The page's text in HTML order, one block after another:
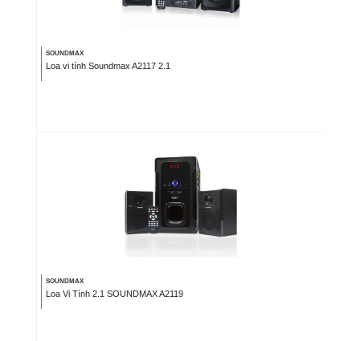
SOUNDMAX
Loa vi tính Soundmax A2117 2.1
SOUNDMAX
Loa Vi Tính 2.1 SOUNDMAX A2119